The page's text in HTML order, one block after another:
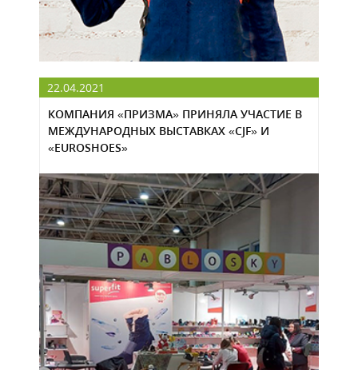
22.04.2021
КОМПАНИЯ «ПРИЗМА» ПРИНЯЛА УЧАСТИЕ В
МЕЖДУНАРОДНЫХ ВЫСТАВКАХ «CJF» И
«EUROSHOES»